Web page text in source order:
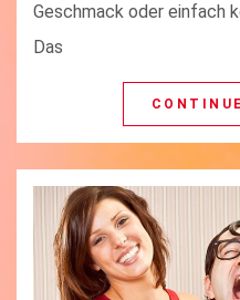
Geschmack oder einfach
Das